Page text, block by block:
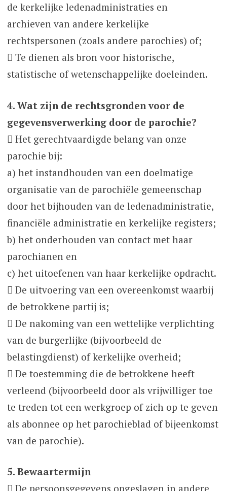
de kerkelijke ledenadministraties en
archieven van andere kerkelijke
rechtspersonen (zoals andere parochies) of;
 Te dienen als bron voor historische,
statistische of wetenschappelijke doeleinden.
4. Wat zijn de rechtsgronden voor de
gegevensverwerking door de parochie?
 Het gerechtvaardigde belang van onze
parochie bij:
a) het instandhouden van een doelmatige
organisatie van de parochiële gemeenschap
door het bijhouden van de ledenadministratie,
financiële administratie en kerkelijke registers;
b) het onderhouden van contact met haar
parochianen en
c) het uitoefenen van haar kerkelijke opdracht.
 De uitvoering van een overeenkomst waarbij
de betrokkene partij is;
 De nakoming van een wettelijke verplichting
van de burgerlijke (bijvoorbeeld de
belastingdienst) of kerkelijke overheid;
 De toestemming die de betrokkene heeft
verleend (bijvoorbeeld door als vrijwilliger toe
te treden tot een werkgroep of zich op te geven
als abonnee op het parochieblad of bijeenkomst
van de parochie).
5. Bewaartermijn
 De persoonsgegevens opgeslagen in andere